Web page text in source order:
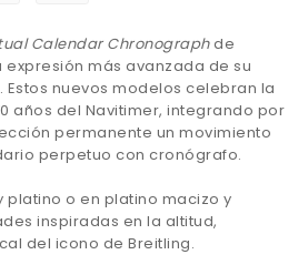
Calendar Chronographde
más avanzada de su
nuevos modelos celebran la
años del Navitimer, integrando por
permanente un movimiento
perpetuo con cronógrafo.
platino o en platino macizo y
inspiradas en la altitud,
del icono de Breitling.